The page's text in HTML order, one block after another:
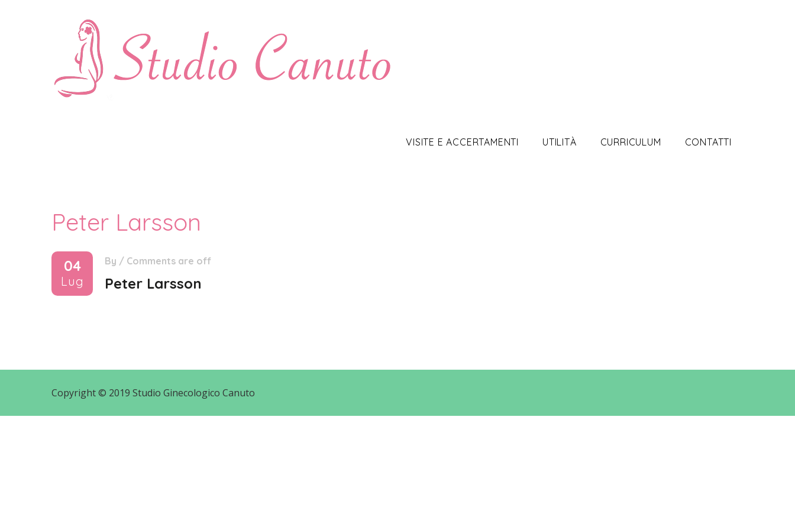
VISITE E ACCERTAMENTI UTILITÀ CURRICULUM CONTATTI
Peter Larsson
04
Lug
By / Comments are off
Peter Larsson
Copyright © 2019 Studio Ginecologico Canuto